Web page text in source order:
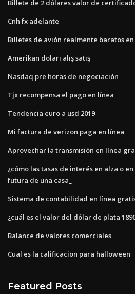
Billete de 2 dólares valor de
Cnh fx adelante
Billetes de avión realmente baratos
Amerikan doları alış satış
Nasdaq pre horas de negociación
Tjx recompensa el pago en línea
Tendencia euro a usd 2019
Mi factura de verizon paga en línea
Aprovechar la transmisión en línea
¿cómo las tasas de interés en alza o
futura de una casa_
Sistema de contabilidad en línea
¿cuál es el valor del dólar de plata
Balance de valores comerciales
Cual es la calificacion para halloween
Featured Posts